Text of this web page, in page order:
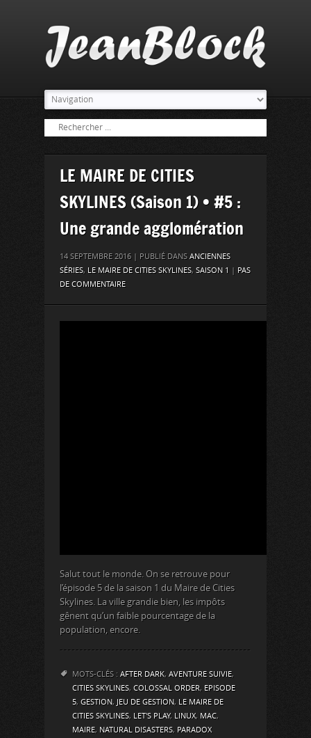
LE MAIRE DE CITIES
SKYLINES (Saison 1) • #5 :
Une grande agglomération
14 SEPTEMBRE 2016 | PUBLIÉ DANS ANCIENNES
SÉRIES, LE MAIRE DE CITIES SKYLINES, SAISON 1 | PAS
DE COMMENTAIRE
Salut tout le monde. On se retrouve pour
l’épisode 5 de la saison 1 du Maire de Cities
Skylines. La ville grandie bien, les impôts
gênent qu’un faible pourcentage de la
population, encore.
MOTS-CLÉS : AFTER DARK, AVENTURE SUIVIE,
CITIES SKYLINES, COLOSSAL ORDER, EPISODE
5, GESTION, JEU DE GESTION, LE MAIRE DE
CITIES SKYLINES, LET'S PLAY, LINUX, MAC,
MAIRE, NATURAL DISASTERS, PARADOX